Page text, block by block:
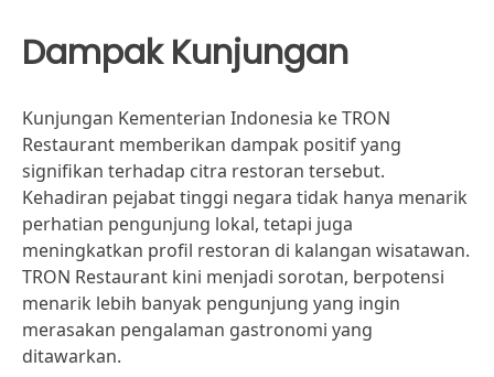
Dampak Kunjungan
Kunjungan Kementerian Indonesia ke TRON
Restaurant memberikan dampak positif yang
signifikan terhadap citra restoran tersebut.
Kehadiran pejabat tinggi negara tidak hanya menarik
perhatian pengunjung lokal, tetapi juga
meningkatkan profil restoran di kalangan wisatawan.
TRON Restaurant kini menjadi sorotan, berpotensi
menarik lebih banyak pengunjung yang ingin
merasakan pengalaman gastronomi yang
ditawarkan.